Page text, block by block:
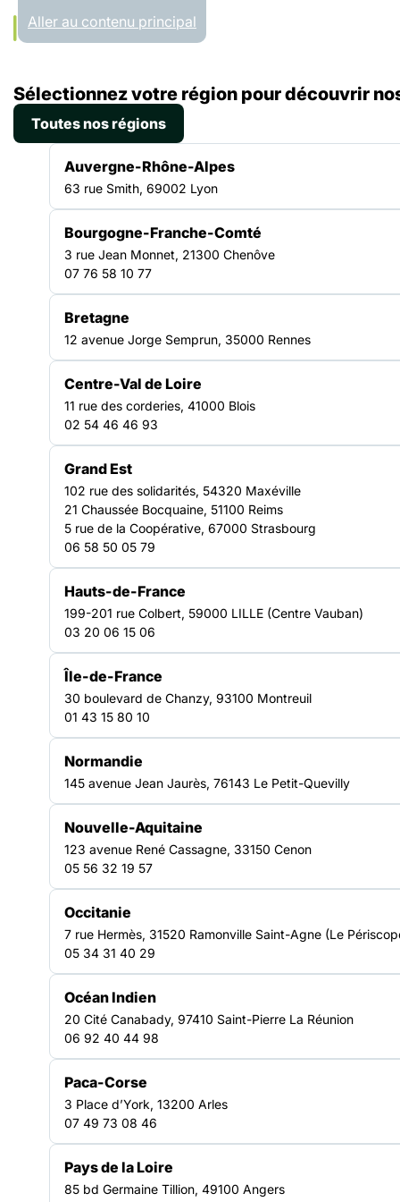
Panneau de gestion des cookies
Aller au contenu principal
Accueil Liste des ressources Rapport d’activité 2025 – FAS Grand Est
RAPPORT D'ACTIVITÉS|24.06.2026
Rapport d’activité 2025
– FAS Grand Est
TRANSVERSE
Télécharger le rapport d'activités
Télécharger la ressource
RESSOURCES
Découvrir nos autres
Sélectionnez votre région pour découvrir
Toutes nos régions
Auvergne-Rhône-Alpes
63 rue Smith, 69002 Lyon
Bourgogne-Franche-Comté
3 rue Jean Monnet, 21300 Chenôve
07 76 58 10 77
Bretagne
12 avenue Jorge Semprun, 35000 Rennes
Centre-Val de Loire
11 rue des corderies, 41000 Blois
02 54 46 46 93
Grand Est
102 rue des solidarités, 54320 Maxéville
21 Chaussée Bocquaine, 51100 Reims
5 rue de la Coopérative, 67000 Strasbourg
06 58 50 05 79
Hauts-de-France
199-201 rue Colbert, 59000 LILLE (Centre Vauban)
03 20 06 15 06
Île-de-France
30 boulevard de Chanzy, 93100 Montreuil
01 43 15 80 10
Normandie
145 avenue Jean Jaurès, 76143 Le Petit-Quevilly
Nouvelle-Aquitaine
123 avenue René Cassagne, 33150 Cenon
05 56 32 19 57
Occitanie
7 rue Hermès, 31520 Ramonville Saint-Agne (Le
05 34 31 40 29
Océan Indien
20 Cité Canabady, 97410 Saint-Pierre La Réunion
06 92 40 44 98
Paca-Corse
3 Place d’York, 13200 Arles
07 49 73 08 46
Pays de la Loire
85 bd Germaine Tillion, 49100 Angers